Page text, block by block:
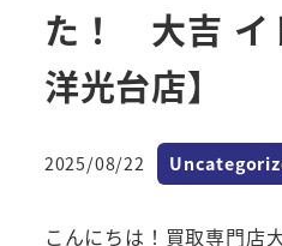
た！ 大吉 イ
洋光台店】
投稿日
2025/08/22 カテゴリー
こんにちは！買取専門店